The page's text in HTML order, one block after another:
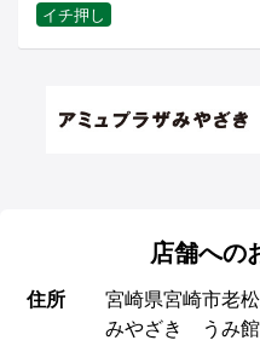
イチ押し
店舗への
住所
宮崎県宮崎市老
みやざき うみ